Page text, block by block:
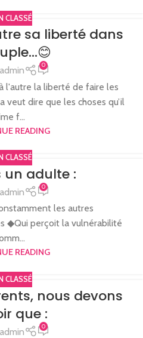
CLASSÉ
sa liberté dans
0
l'autre la liberté de faire les
veut dire que les choses qu’il
f...
READING
CLASSÉ
un adulte :
0
les autres
◆Qui perçoit la vulnérabilité
READING
CLASSÉ
nous devons
que :
0